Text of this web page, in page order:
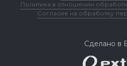
Политика в отношении
Согласие на обработку
Сделано в